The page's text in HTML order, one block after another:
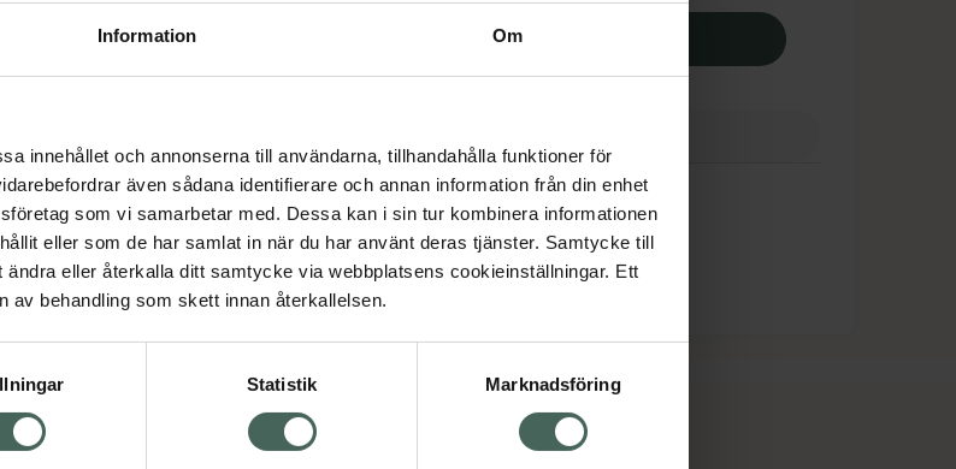
Information Om
innehållet och annonserna till användarna, tillhandahålla funktioner för
även sådana identifierare och annan information från din enhet
som vi samarbetar med. Dessa kan i sin tur kombinera informationen
eller som de har samlat in när du har använt deras tjänster. Samtycke till
eller återkalla ditt samtycke via webbplatsens cookieinställningar. Ett
behandling som skett innan återkallelsen.
Statistik Marknadsföring
Munstycke till nebulisator,, 198 kr.
Aktuella erbjudanden
Om recept och läkemedel